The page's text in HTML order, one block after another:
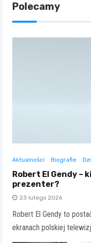
Polecamy
Aktualności Biografie
Robert El Gendy –
prezenter?
23 lutego 2026
Robert El Gendy to
ekranach polskiej